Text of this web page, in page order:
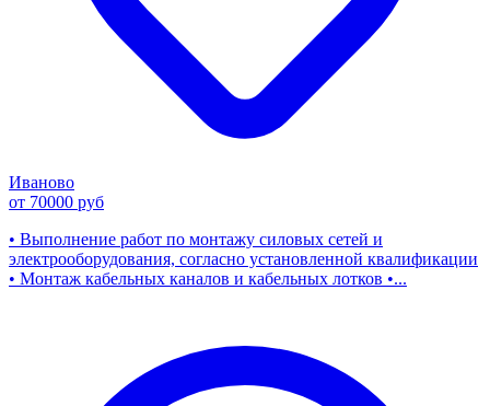
Иваново
от 70000 руб
• Выполнение работ по монтажу силовых сетей и
электрооборудования, согласно установленной квалификации
• Монтаж кабельных каналов и кабельных лотков •...